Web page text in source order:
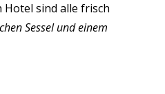
Hotel sind alle frisch
Sessel und einem